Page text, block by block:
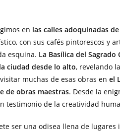
en las calles adoquinadas
con sus cafés pintorescos y
esquina. La Basílica del
ciudad desde lo alto, revelando
muchas de esas obras en el
de obras maestras. Desde la
testimonio de la creatividad
ser una odisea llena de